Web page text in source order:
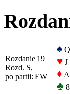
Rozdanie 19
Rozd. S,
po partii: EW
♠
♥ J
♦
♣